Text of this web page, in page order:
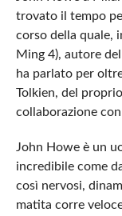
trovato il tempo
corso della quale,
Ming 4), autore del
ha parlato per
Tolkien, del
collaborazione
John Howe è un
incredibile come
così nervosi,
matita corre